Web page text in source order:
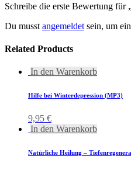
Schreibe die erste Bewertung
Du musst angemeldet sein, um
Related Products
In den Warenkorb
Hilfe bei Winterdepression (MP3)
9,95 €
In den Warenkorb
Natürliche Heilung –